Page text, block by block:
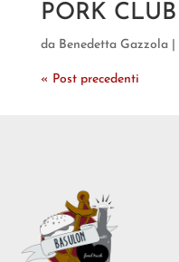
PORK CLUB
da Benedetta Gazzola|
« Post precedenti